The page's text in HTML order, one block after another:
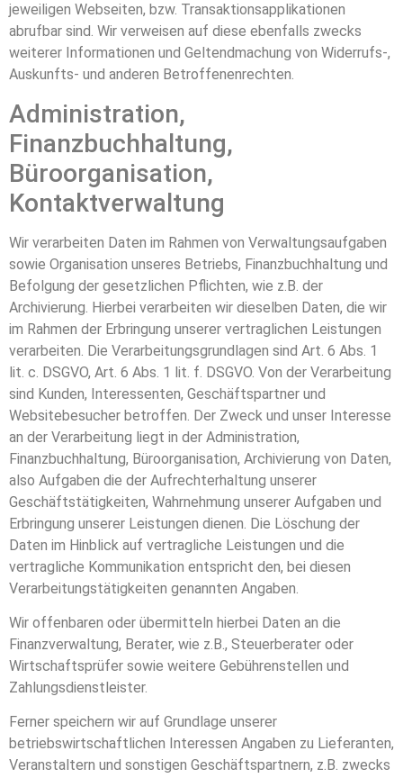
jeweiligen Webseiten, bzw. Transaktionsapplikationen
abrufbar sind. Wir verweisen auf diese ebenfalls zwecks
weiterer Informationen und Geltendmachung von Widerrufs-,
Auskunfts- und anderen Betroffenenrechten.
Administration,
Finanzbuchhaltung,
Büroorganisation,
Kontaktverwaltung
Wir verarbeiten Daten im Rahmen von Verwaltungsaufgaben
sowie Organisation unseres Betriebs, Finanzbuchhaltung und
Befolgung der gesetzlichen Pflichten, wie z.B. der
Archivierung. Hierbei verarbeiten wir dieselben Daten, die wir
im Rahmen der Erbringung unserer vertraglichen Leistungen
verarbeiten. Die Verarbeitungsgrundlagen sind Art. 6 Abs. 1
lit. c. DSGVO, Art. 6 Abs. 1 lit. f. DSGVO. Von der Verarbeitung
sind Kunden, Interessenten, Geschäftspartner und
Websitebesucher betroffen. Der Zweck und unser Interesse
an der Verarbeitung liegt in der Administration,
Finanzbuchhaltung, Büroorganisation, Archivierung von Daten,
also Aufgaben die der Aufrechterhaltung unserer
Geschäftstätigkeiten, Wahrnehmung unserer Aufgaben und
Erbringung unserer Leistungen dienen. Die Löschung der
Daten im Hinblick auf vertragliche Leistungen und die
vertragliche Kommunikation entspricht den, bei diesen
Verarbeitungstätigkeiten genannten Angaben.
Wir offenbaren oder übermitteln hierbei Daten an die
Finanzverwaltung, Berater, wie z.B., Steuerberater oder
Wirtschaftsprüfer sowie weitere Gebührenstellen und
Zahlungsdienstleister.
Ferner speichern wir auf Grundlage unserer
betriebswirtschaftlichen Interessen Angaben zu Lieferanten,
Veranstaltern und sonstigen Geschäftspartnern, z.B. zwecks